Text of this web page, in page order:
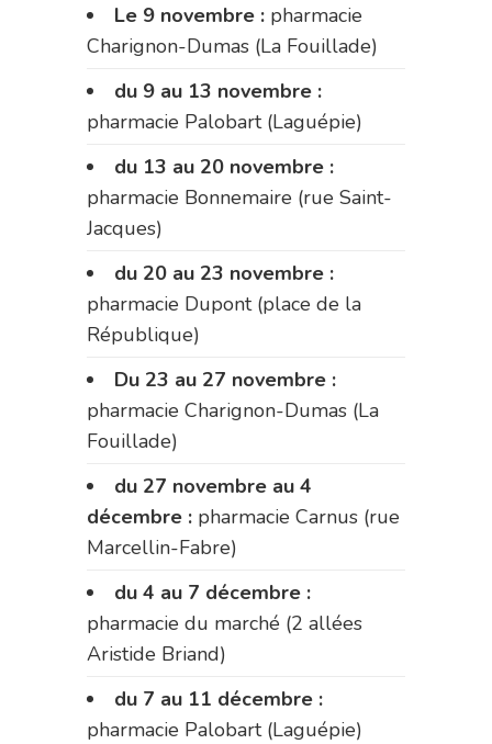
Le 9 novembre : pharmacie
Charignon-Dumas (La Fouillade)
du 9 au 13 novembre :
pharmacie Palobart (Laguépie)
du 13 au 20 novembre :
pharmacie Bonnemaire (rue Saint-
Jacques)
du 20 au 23 novembre :
pharmacie Dupont (place de la
République)
Du 23 au 27 novembre :
pharmacie Charignon-Dumas (La
Fouillade)
du 27 novembre au 4
décembre : pharmacie Carnus (rue
Marcellin-Fabre)
du 4 au 7 décembre :
pharmacie du marché (2 allées
Aristide Briand)
du 7 au 11 décembre :
pharmacie Palobart (Laguépie)